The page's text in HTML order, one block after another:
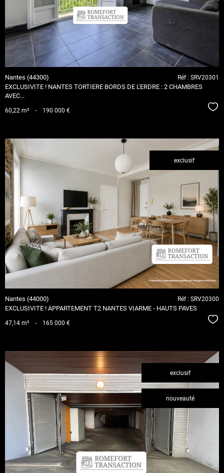
Nantes (44300)
EXCLUSIVITE ! NANTES TORTIERE BORDS DE L'ERDRE : 2 CHAMBRES
AVEC...
Réf : SRV20301
60,22 m² - 190 000 €
exclusif
voir le
bien
Nantes (44000)
EXCLUSIVITE ! APPARTEMENT T2 NANTES VIARME - HAUTS PAVES
Réf : SRV20300
47,14 m² - 165 000 €
exclusif
nouveauté
voir le
bien